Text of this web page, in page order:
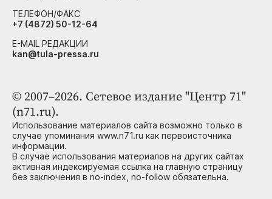
© 2007–2026. Сетевое издание "Центр 71"
(n71.ru).
Использование материалов сайта возможно только в
случае упоминания www.n71.ru как первоисточника
информации.
В случае использования материалов на других сайтах
активная индексируемая ссылка на главную страницу
без заключения в no-index, no-follow обязательна.
ТЕЛЕФОН/ФАКС
+7 (4872) 50-12-64
E-MAIL РЕДАКЦИИ
kan@tula-pressa.ru